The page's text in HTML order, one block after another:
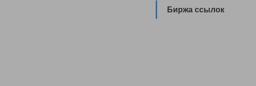
Биржа ссылок